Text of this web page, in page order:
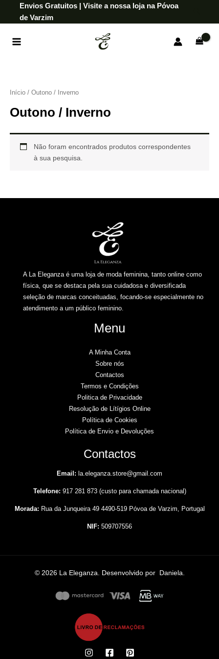
Envios Gratuitos | Visite a nossa loja na Póvoa
de Varzim
Início / Outono / Inverno
Outono / Inverno
Não foram encontrados produtos correspondentes
à sua pesquisa.
A La Eleganza é uma loja de moda feminina, tanto online como
física, que se destaca pela sua cuidadosa e diversificada
seleção de marcas conceituadas, focando-se especialmente no
atendimento a um público feminino.
Menu
A Minha Conta
Sobre nós
Contactos
Termos e Condições
Politica de Privacidade
Resolução de Lítígios Online​
Política de Cookies
Política de Envio e Devoluções
Contactos
Email: la.eleganza.store@gmail.com
Telefone: 917 281 873 (custo para chamada nacional)
Morada: Rua da Junqueira 49 4490-519 Póvoa de Varzim, Portugal
NIF: 509707556
© 2026 La Eleganza. Desenvolvido por Daniela